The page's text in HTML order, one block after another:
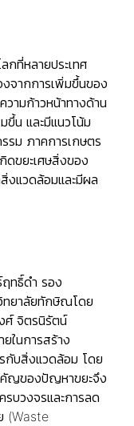
ที่หลายประเทศ
จากการเพิ่มขึ้นของ
วามก้าวหน้าทางด้าน
ขึ้น และมีแนวโน้ม
รม ภาคการเกษตร
ดขยะเศษสิ่งของ
แวดล้อมและมีผล
ทธิ์ดำ รอง
ทยาลัยทักษิณโดย
ศ์ จิตรนิรัตน์
ในการสร้าง
กับสิ่งแวดล้อม โดย
คัญของปัญหาขยะจึง
รบวงจรและการลด
(Waste